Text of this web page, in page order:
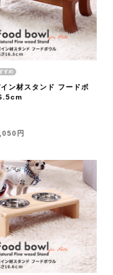
ン材スタンド フードボ
円